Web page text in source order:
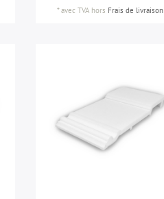
*avec TVAhors Frais de livraison